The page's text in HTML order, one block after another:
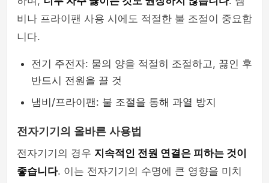
비나 프라이팬 사용 시에도 적절한 불 조절이 중요합
니다.
전기 주전자: 물의 양을 적절히 조절하고, 끓인 후
반드시 전원을 끌 것
냄비/프라이팬: 불 조절을 통해 과열 방지
전자기기의 올바른 사용법
전자기기의 경우 지속적인 전원 연결은 피하는 것이
좋습니다. 이는 전자기기의 수명에 큰 영향을 미치